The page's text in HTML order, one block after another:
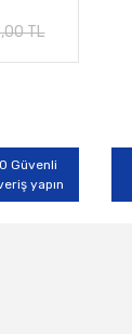
TL
Güvenli
yapın